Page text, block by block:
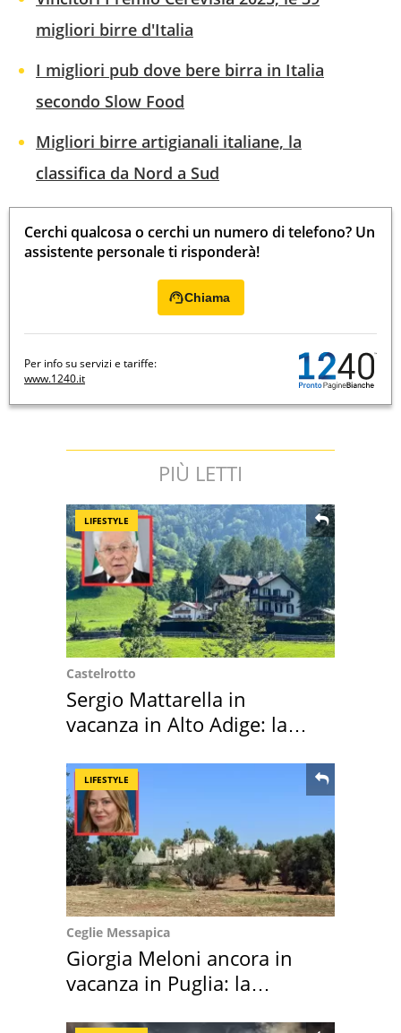
migliori birre d'Italia
I migliori pub dove bere birra in Italia
secondo Slow Food
Migliori birre artigianali italiane, la
classifica da Nord a Sud
Cerchi qualcosa o cerchi un numero di telefono? Un
assistente personale ti risponderà!
Chiama
Per info su servizi e tariffe:
www.1240.it
PIÙ LETTI
LIFESTYLE
Castelrotto
Sergio Mattarella in
vacanza in Alto Adige: la
LIFESTYLE
Ceglie Messapica
Giorgia Meloni ancora in
vacanza in Puglia: la